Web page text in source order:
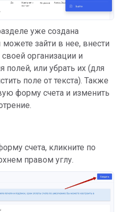
уже создана
зайти в нее, внести
организации и
полей, или убрать их (для
поле от текста). Также
форму счета и изменить
счета, кликните по
правом углу.